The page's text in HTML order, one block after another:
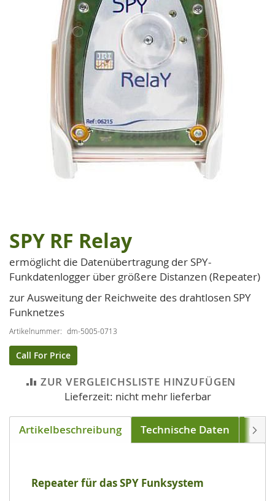
Zum
Anfang
der
Bildgalerie
springen
SPY RF Relay
ermöglicht die Datenübertragung der SPY-
Funkdatenlogger über größere Distanzen (Repeater)
zur Ausweitung der Reichweite des drahtlosen SPY
Funknetzes
Artikelnummer dm-5005-0713
Call For Price
ZUR VERGLEICHSLISTE HINZUFÜGEN
Lieferzeit: nicht mehr lieferbar
Artikelbeschreibung Technische Daten
Repeater für das SPY Funksystem